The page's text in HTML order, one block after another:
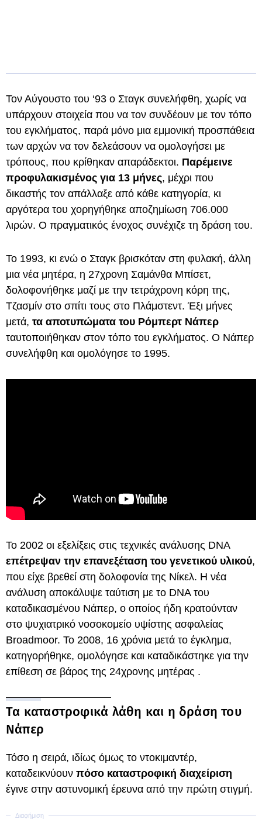
Τον Αύγουστο του ‘93 ο Σταγκ συνελήφθη, χωρίς να
υπάρχουν στοιχεία που να τον συνδέουν με τον τόπο
του εγκλήματος, παρά μόνο μια εμμονική προσπάθεια
των αρχών να τον δελεάσουν να ομολογήσει με
τρόπους, που κρίθηκαν απαράδεκτοι. Παρέμεινε
προφυλακισμένος για 13 μήνες, μέχρι που
δικαστής τον απάλλαξε από κάθε κατηγορία, κι
αργότερα του χορηγήθηκε αποζημίωση 706.000
λιρών. Ο πραγματικός ένοχος συνέχιζε τη δράση του.
Το 1993, κι ενώ ο Σταγκ βρισκόταν στη φυλακή, άλλη
μια νέα μητέρα, η 27χρονη Σαμάνθα Μπίσετ,
δολοφονήθηκε μαζί με την τετράχρονη κόρη της,
Τζασμίν στο σπίτι τους στο Πλάμστεντ. Έξι μήνες
μετά, τα αποτυπώματα του Ρόμπερτ Νάπερ
ταυτοποιήθηκαν στον τόπο του εγκλήματος. Ο Νάπερ
συνελήφθη και ομολόγησε το 1995.
Το 2002 οι εξελίξεις στις τεχνικές ανάλυσης DNA
επέτρεψαν την επανεξέταση του γενετικού υλικού,
που είχε βρεθεί στη δολοφονία της Νίκελ. Η νέα
ανάλυση αποκάλυψε ταύτιση με το DNA του
καταδικασμένου Νάπερ, ο οποίος ήδη κρατούνταν
στο ψυχιατρικό νοσοκομείο υψίστης ασφαλείας
Broadmoor. Το 2008, 16 χρόνια μετά το έγκλημα,
κατηγορήθηκε, ομολόγησε και καταδικάστηκε για την
επίθεση σε βάρος της 24χρονης μητέρας .
Τα καταστροφικά λάθη και η δράση του
Νάπερ
Τόσο η σειρά, ιδίως όμως το ντοκιμαντέρ,
καταδεικνύουν πόσο καταστροφική διαχείριση
έγινε στην αστυνομική έρευνα από την πρώτη στιγμή.